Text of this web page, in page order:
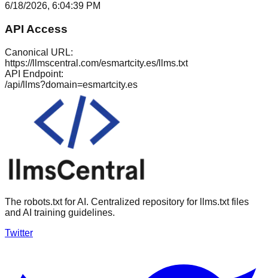
6/18/2026, 6:04:39 PM
API Access
Canonical URL:
https://llmscentral.com/esmartcity.es/llms.txt
API Endpoint:
/api/llms?domain=esmartcity.es
The robots.txt for AI. Centralized repository for llms.txt files
and AI training guidelines.
Twitter